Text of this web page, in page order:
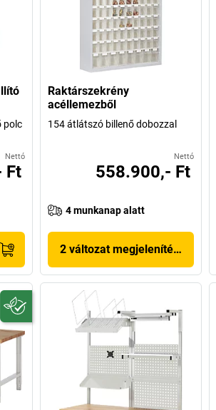
polc
Nettó
Ft
Raktárszekrény
acéllemezből
154 átlátszó billenő dobozzal
Nettó
558.900,- Ft
4 munkanap alatt
2 változat megjelenítése